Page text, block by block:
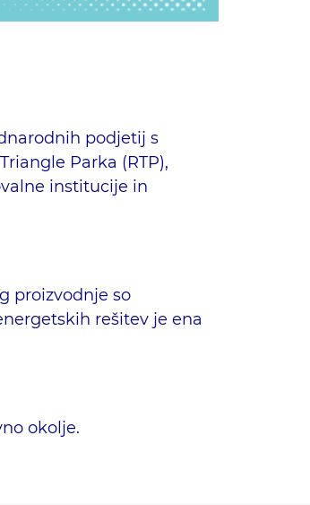
Išči
podjetij s
Parka (RTP),
institucije in
proizvodnje so
rešitev je ena
okolje.